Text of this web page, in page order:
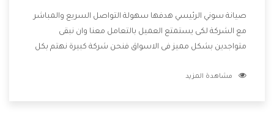
صيانة سوني الرئيسي هدفها سهولة التواصل السريع والمباشر
مع الشركة لكى يستمتع العميل بالتعامل معنا وان نبقى
متواجدين بشكل مميز فى الاسواق فنحن شركة كبيرة نهتم بكل
الشركة بها والتى تكون منها خدمة الصيانة التى تكون من أهم
مشاهدة المزيد